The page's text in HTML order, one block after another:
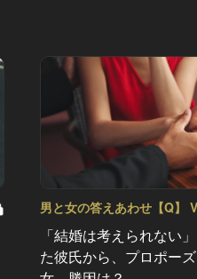
男と女の答えあわせ【Q】
「結婚は考えられない
た彼氏から、プロポー